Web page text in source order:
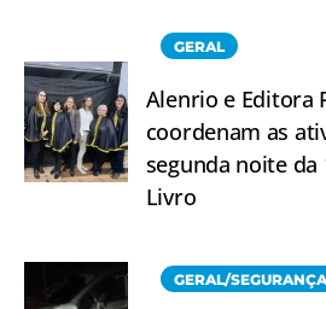
GERAL
Alenrio e Editora
coordenam as
segunda noite da
Livro
GERAL/SEGURANÇA